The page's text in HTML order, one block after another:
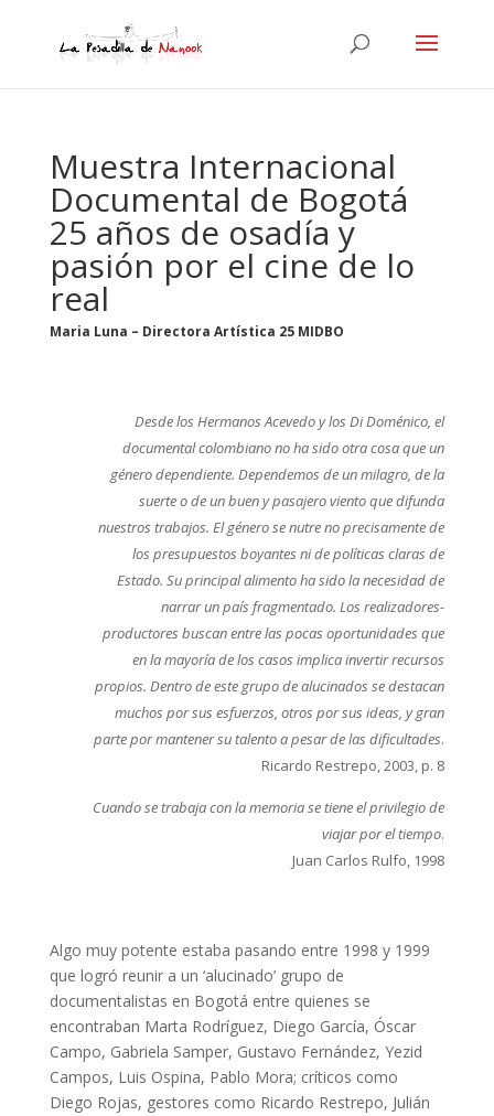
Muestra Internacional
Documental de Bogotá
25 años de osadía y
pasión por el cine de lo
real
Maria Luna – Directora Artística 25 MIDBO
Desde los Hermanos Acevedo y los Di Doménico, el
documental colombiano no ha sido otra cosa que un
género dependiente. Dependemos de un milagro, de la
suerte o de un buen y pasajero viento que difunda
nuestros trabajos. El género se nutre no precisamente de
los presupuestos boyantes ni de políticas claras de
Estado. Su principal alimento ha sido la necesidad de
narrar un país fragmentado. Los realizadores-
productores buscan entre las pocas oportunidades que
en la mayoría de los casos implica invertir recursos
propios. Dentro de este grupo de alucinados se destacan
muchos por sus esfuerzos, otros por sus ideas, y gran
parte por mantener su talento a pesar de las dificultades.
Ricardo Restrepo, 2003, p. 8
Cuando se trabaja con la memoria se tiene el privilegio de
viajar por el tiempo.
Juan Carlos Rulfo, 1998
Algo muy potente estaba pasando entre 1998 y 1999
que logró reunir a un ‘alucinado’ grupo de
documentalistas en Bogotá entre quienes se
encontraban Marta Rodríguez, Diego García, Óscar
Campo, Gabriela Samper, Gustavo Fernández, Yezid
Campos, Luis Ospina, Pablo Mora; críticos como
Diego Rojas, gestores como Ricardo Restrepo, Julián